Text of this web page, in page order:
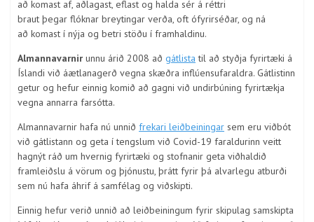
að komast af, aðlagast, eflast og halda sér á réttri
braut þegar flóknar breytingar verða, oft ófyrirséðar, og ná
að komast í nýja og betri stöðu í framhaldinu.
Almannavarnir unnu árið 2008 að gátlista til að styðja fyrirtæki á
Íslandi við áætlanagerð vegna skæðra inflúensufaraldra. Gátlistinn
getur og hefur einnig komið að gagni við undirbúning fyrirtækja
vegna annarra farsótta.
Almannavarnir hafa nú unnið frekari leiðbeiningar sem eru viðbót
við gátlistann og geta í tengsl­um við Covid-19 faraldurinn veitt
hagnýt ráð um hvernig fyrirtæki og stofnanir geta viðhaldið
framleiðslu á vörum og þjónustu, þrátt fyrir þá alvarlegu at­burði
sem nú hafa áhrif á samfélag og viðskipti.
Einnig hefur verið unnið að leiðbeiningum fyrir skipulag samskipta